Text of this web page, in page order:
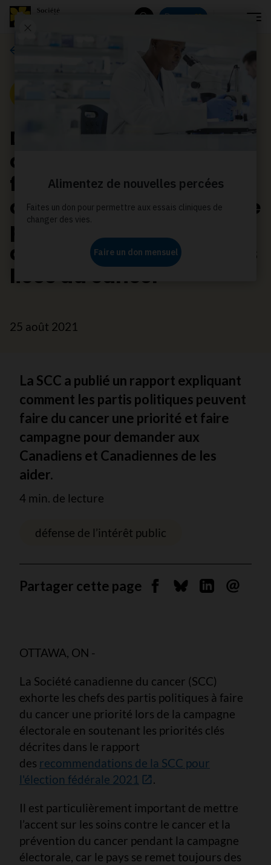
Donnez
Communiqués de presse
Dans le cadre de la
campagne électorale
fédérale, la Société
canadienne du cancer se
prononce sur
d’importantes questions
liées au cancer
25 août 2021
La SCC a publié un rapport expliquant
comment les partis politiques peuvent
faire du cancer une priorité et faire
campagne pour demander aux
Canadiens et Canadiennes de les
aider.
4 min. de lecture
défense de l’intérêt public
Partager cette page Partager sur Facebook
Partager sur
Partager sur
OTTAWA, ON -
La Société canadienne du cancer (SCC)
exhorte les chefs des partis politiques à faire
du cancer une priorité lors de la campagne
électorale en soutenant les priorités clés
décrites dans le rapport
des recommendations de la SCC pour
l'élection fédérale 2021
.
Il est particulièrement important de mettre
l’accent sur les soins contre le cancer et la
prévention du cancer pendant la campagne
électorale, car le pays se remet toujours des